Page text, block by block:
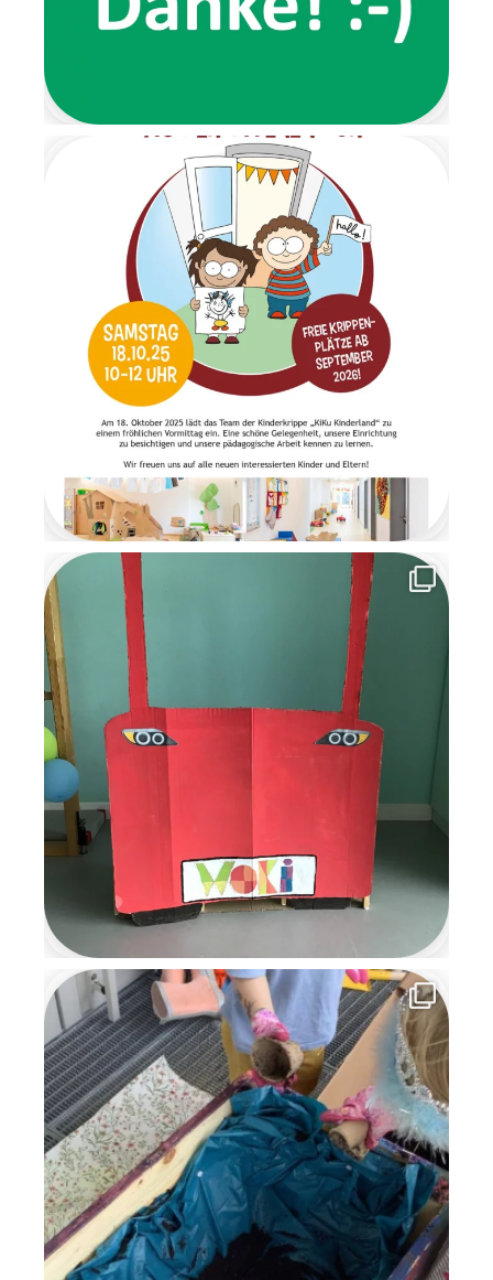
Nachricht der beiden Wichtel
und forderte die Kinder dazu
Mit stimmungsvoller
Weihnachtsmusik wurden alle
Kinder herzlich begrüßt.
Gemeinsam frühstückten wir
in ruhiger und gemütlicher
Atmosphäre. Anschließend
wartete ein Geschenketisch,
an dem die Überraschungen
im Morgenkreis gemeinsam
ausgepackt wurden. Es war
ein Moment voller Staunen
und Freude. Am letzten Tag
der Wichtelzeit
verabschiedeten sich die
Wichtel mit einem
Abschiedsbrief. Sie bedankten
sich für die schöne
gemeinsame Zeit und
versprachen den Kindern, im
nächsten Jahr
wiederzukommen. Die
Wichtelzeit war für alle eine
besondere, magische Zeit
voller Kreativität,
Gemeinschaft und
weihnachtlicher Vorfreude, an
die wir uns noch lange
erinnern werden.